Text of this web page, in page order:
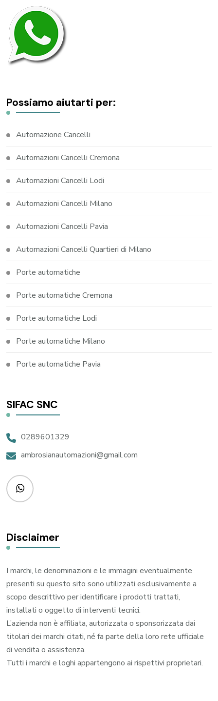
Possiamo aiutarti per:
Automazione Cancelli
Automazioni Cancelli Cremona
Automazioni Cancelli Lodi
Automazioni Cancelli Milano
Automazioni Cancelli Pavia
Automazioni Cancelli Quartieri di Milano
Porte automatiche
Porte automatiche Cremona
Porte automatiche Lodi
Porte automatiche Milano
Porte automatiche Pavia
SIFAC SNC
0289601329
ambrosianautomazioni@gmail.com
Disclaimer
I marchi, le denominazioni e le immagini eventualmente
presenti su questo sito sono utilizzati esclusivamente a
scopo descrittivo per identificare i prodotti trattati,
installati o oggetto di interventi tecnici.
L’azienda non è affiliata, autorizzata o sponsorizzata dai
titolari dei marchi citati, né fa parte della loro rete ufficiale
di vendita o assistenza.
Tutti i marchi e loghi appartengono ai rispettivi proprietari.